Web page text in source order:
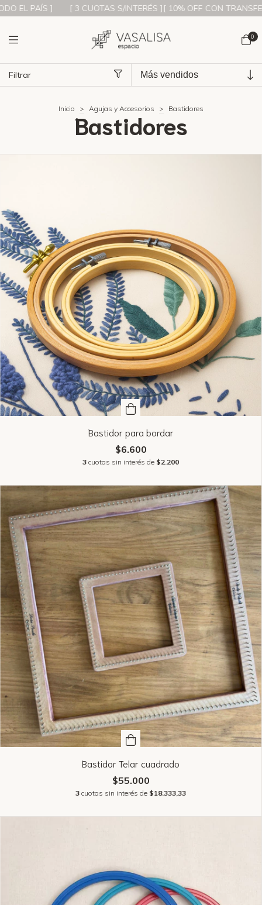
PAÍS ] [ 3 CUOTAS S/INTERÉS ][ 10% OFF CON
0
Filtrar
Inicio > Agujas y Accesorios > Bastidores
Bastidores
Bastidor para bordar
$6.600
3 cuotas sin interés de $2.200
Bastidor Telar cuadrado
$55.000
3 cuotas sin interés de $18.333,33